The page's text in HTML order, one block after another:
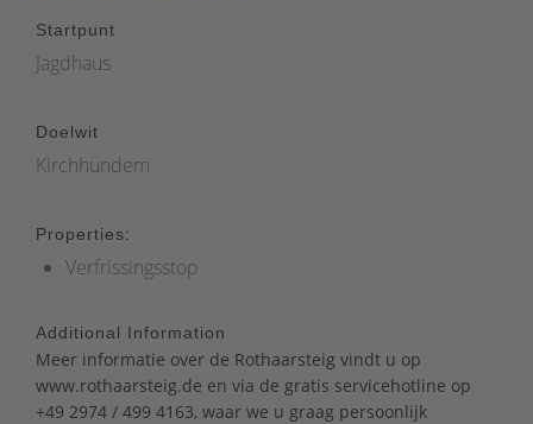
Startpunt
Jagdhaus
Doelwit
Kirchhundem
Properties:
Verfrissingsstop
Additional Information
Meer informatie over de Rothaarsteig vindt u op
www.rothaarsteig.de en via de gratis servicehotline op
+49 2974 / 499 4163, waar we u graag persoonlijk